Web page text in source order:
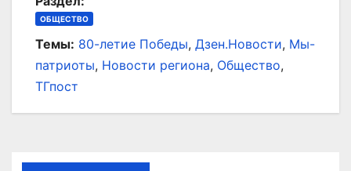
ОБЩЕСТВО
Темы: 80-летие Победы, Дзен.Новости, Мы-
патриоты, Новости региона, Общество,
ТГпост